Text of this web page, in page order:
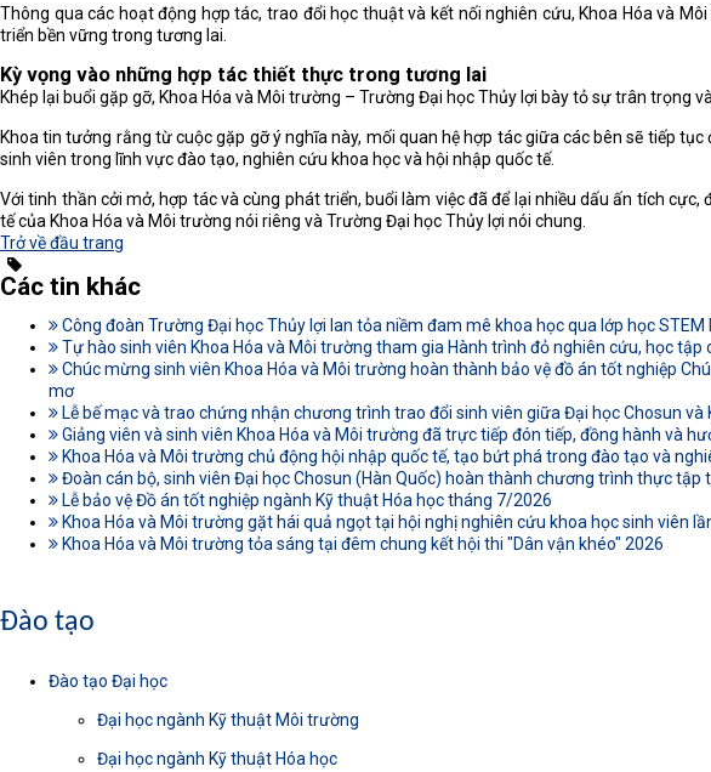
Thông qua các hoạt động hợp tác, trao đổi học thuật và kết nối nghiên cứu, Khoa Hóa và
triển bền vững trong tương lai.
Kỳ vọng vào những hợp tác thiết thực trong tương lai
Khép lại buổi gặp gỡ, Khoa Hóa và Môi trường – Trường Đại học Thủy lợi bày tỏ sự trân
Khoa tin tưởng rằng từ cuộc gặp gỡ ý nghĩa này, mối quan hệ hợp tác giữa các bên sẽ tiếp
sinh viên trong lĩnh vực đào tạo, nghiên cứu khoa học và hội nhập quốc tế.
Với tinh thần cởi mở, hợp tác và cùng phát triển, buổi làm việc đã để lại nhiều dấu ấn tích
tế của Khoa Hóa và Môi trường nói riêng và Trường Đại học Thủy lợi nói chung.
Trở về đầu trang
Các tin khác
Công đoàn Trường Đại học Thủy lợi lan tỏa niềm đam mê khoa học qua lớp học
Tự hào sinh viên Khoa Hóa và Môi trường tham gia Hành trình đỏ nghiên cứu, học
Chúc mừng sinh viên Khoa Hóa và Môi trường hoàn thành bảo vệ đồ án tốt nghiệp
mơ
Lễ bế mạc và trao chứng nhận chương trình trao đổi sinh viên giữa Đại học Chosun
Giảng viên và sinh viên Khoa Hóa và Môi trường đã trực tiếp đón tiếp, đồng hành và
Khoa Hóa và Môi trường chủ động hội nhập quốc tế, tạo bứt phá trong đào tạo và
Đoàn cán bộ, sinh viên Đại học Chosun (Hàn Quốc) hoàn thành chương trình thực tập
Lễ bảo vệ Đồ án tốt nghiệp ngành Kỹ thuật Hóa học tháng 7/2026
Khoa Hóa và Môi trường gặt hái quả ngọt tại hội nghị nghiên cứu khoa học sinh viên
Khoa Hóa và Môi trường tỏa sáng tại đêm chung kết hội thi "Dân vận khéo" 2026
Đào tạo
Đào tạo Đại học
Đại học ngành Kỹ thuật Môi trường
Đại học ngành Kỹ thuật Hóa học